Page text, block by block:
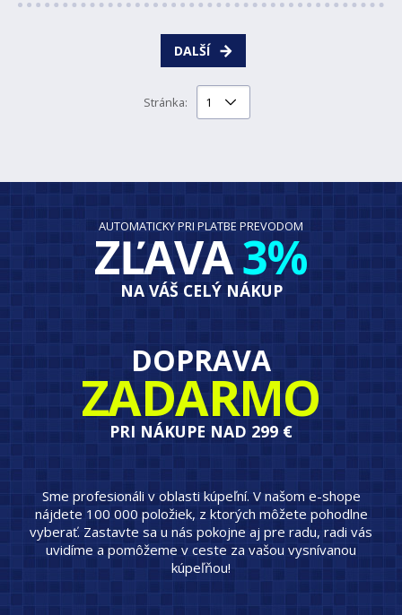
DALŠÍ
Stránka:
AUTOMATICKY PRI PLATBE PREVODOM
ZĽAVA3%
NA VÁŠ CELÝ NÁKUP
DOPRAVA
ZADARMO
PRI NÁKUPE NAD 299 €
Sme profesionáli v oblasti kúpeľní. V našom e-shope
nájdete 100 000 položiek, z ktorých môžete pohodlne
vyberať. Zastavte sa u nás pokojne aj pre radu, radi vás
uvidíme a pomôžeme v ceste za vašou vysnívanou
kúpeľňou!